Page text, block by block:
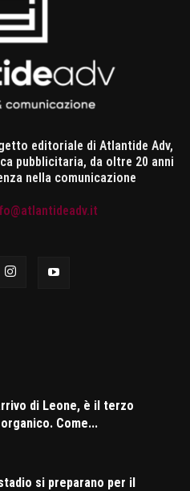
editoriale di Atlantide Adv,
pubblicitaria, da oltre 20 anni
nella comunicazione
di Leone, è il terzo
Come...
si preparano per il